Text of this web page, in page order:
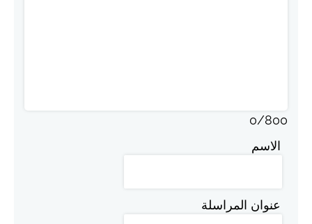
0/800
الاسم
عنوان المراسلة